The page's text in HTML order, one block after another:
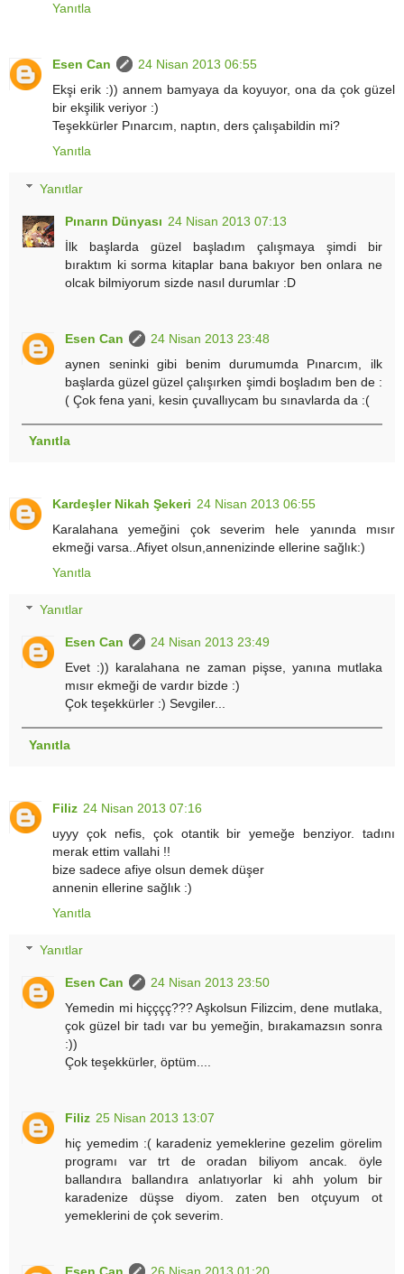
Yanıtla
Esen Can
24 Nisan 2013 06:55
Ekşi erik :)) annem bamyaya da koyuyor, ona da çok güzel
bir ekşilik veriyor :)
Teşekkürler Pınarcım, naptın, ders çalışabildin mi?
Yanıtla
Yanıtlar
Pınarın Dünyası 24 Nisan 2013 07:13
İlk başlarda güzel başladım çalışmaya şimdi bir
bıraktım ki sorma kitaplar bana bakıyor ben onlara ne
olcak bilmiyorum sizde nasıl durumlar :D
Esen Can
24 Nisan 2013 23:48
aynen seninki gibi benim durumumda Pınarcım, ilk
başlarda güzel güzel çalışırken şimdi boşladım ben de :
( Çok fena yani, kesin çuvallıycam bu sınavlarda da :(
Yanıtla
Kardeşler Nikah Şekeri 24 Nisan 2013 06:55
Karalahana yemeğini çok severim hele yanında mısır
ekmeği varsa..Afiyet olsun,annenizinde ellerine sağlık:)
Yanıtla
Yanıtlar
Esen Can
24 Nisan 2013 23:49
Evet :)) karalahana ne zaman pişse, yanına mutlaka
mısır ekmeği de vardır bizde :)
Çok teşekkürler :) Sevgiler...
Yanıtla
Filiz 24 Nisan 2013 07:16
uyyy çok nefis, çok otantik bir yemeğe benziyor. tadını
merak ettim vallahi !!
bize sadece afiye olsun demek düşer
annenin ellerine sağlık :)
Yanıtla
Yanıtlar
Esen Can
24 Nisan 2013 23:50
Yemedin mi hiçççç??? Aşkolsun Filizcim, dene mutlaka,
çok güzel bir tadı var bu yemeğin, bırakamazsın sonra
:))
Çok teşekkürler, öptüm....
Filiz 25 Nisan 2013 13:07
hiç yemedim :( karadeniz yemeklerine gezelim görelim
programı var trt de oradan biliyom ancak. öyle
ballandıra ballandıra anlatıyorlar ki ahh yolum bir
karadenize düşse diyom. zaten ben otçuyum ot
yemeklerini de çok severim.